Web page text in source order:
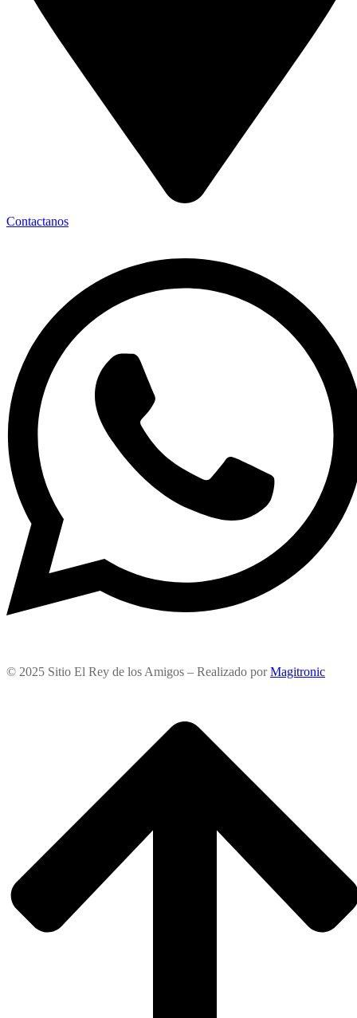
Contactanos
© 2025 Sitio El Rey de los Amigos – Realizado porMagitronic